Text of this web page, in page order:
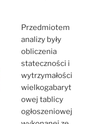
Przedmiotem
analizy były
obliczenia
stateczności i
wytrzymałości
wielkogabaryt
owej tablicy
ogłoszeniowej